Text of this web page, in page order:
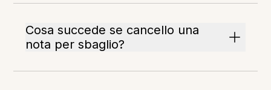
Cosa succede se cancello una
nota per sbaglio?